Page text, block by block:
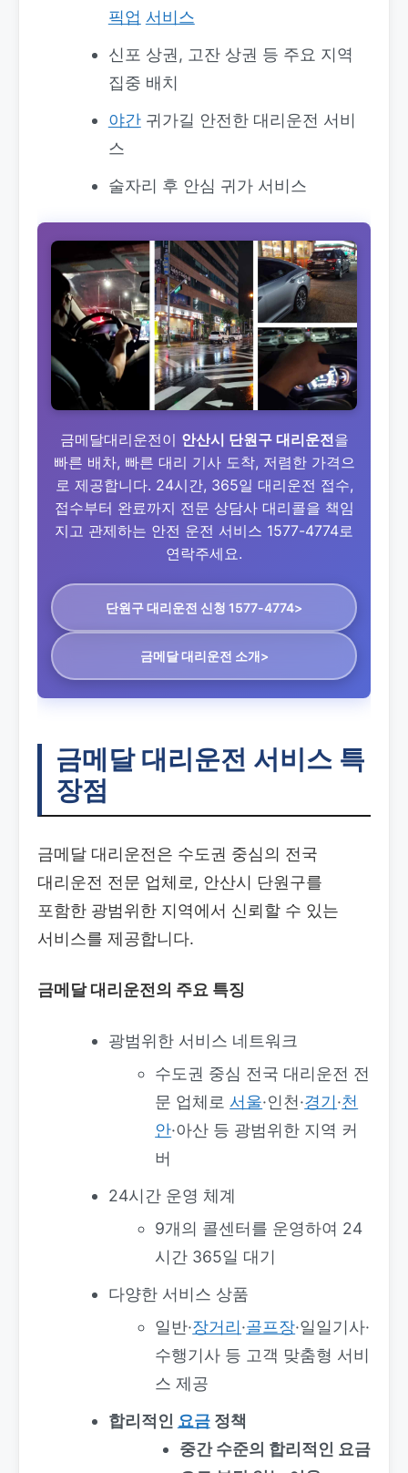
픽업 서비스
신포 상권, 고잔 상권 등 주요 지역
집중 배치
야간귀가길 안전한 대리운전 서비
스
술자리 후 안심 귀가 서비스
금메달대리운전이 안산시 단원구 대리운전을
빠른 배차, 빠른 대리 기사 도착, 저렴한 가격으
로 제공합니다. 24시간, 365일 대리운전 접수,
접수부터 완료까지 전문 상담사 대리콜을 책임
지고 관제하는 안전 운전 서비스 1577-4774로
연락주세요.
단원구 대리운전 신청 1577-4774>
금메달 대리운전 소개>
금메달 대리운전 서비스 특
장점
금메달 대리운전은 수도권 중심의 전국
대리운전 전문 업체로, 안산시 단원구를
포함한 광범위한 지역에서 신뢰할 수 있는
서비스를 제공합니다.
금메달 대리운전의 주요 특징
광범위한 서비스 네트워크
수도권 중심 전국 대리운전 전
문 업체로 서울·인천·경기·천
안·아산 등 광범위한 지역 커
버
24시간 운영 체계
9개의 콜센터를 운영하여 24
시간 365일 대기
다양한 서비스 상품
일반·장거리·골프장·일일기사·
수행기사 등 고객 맞춤형 서비
스 제공
합리적인 요금정책
중간 수준의 합리적인 요금